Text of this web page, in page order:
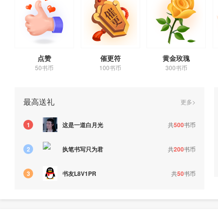
点赞
50书币
催更符
100书币
黄金玫瑰
300书币
最高送礼 更多>
1 这是一道白月光 共500书币
2 执笔书写只为君 共200书币
3 书友L8V1PR 共50书币